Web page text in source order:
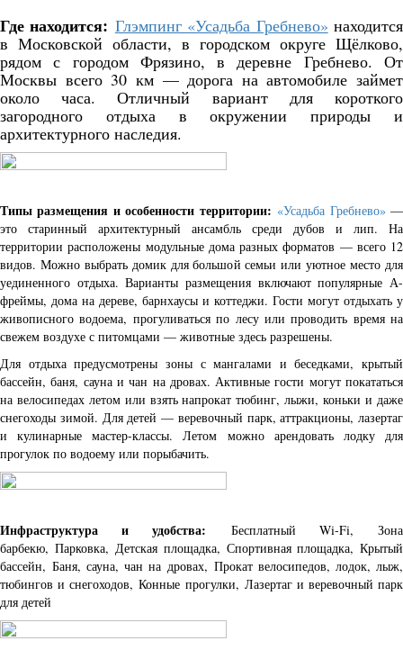
Где находится: Глэмпинг «Усадьба Гребнево» находится
в Московской области, в городском округе Щёлково,
рядом с городом Фрязино, в деревне Гребнево. От
Москвы всего 30 км — дорога на автомобиле займет
около часа. Отличный вариант для короткого
загородного отдыха в окружении природы и
архитектурного наследия.
Типы размещения и особенности территории: «Усадьба Гребнево» —
это старинный архитектурный ансамбль среди дубов и лип. На
территории расположены модульные дома разных форматов — всего 12
видов. Можно выбрать домик для большой семьи или уютное место для
уединенного отдыха. Варианты размещения включают популярные А-
фреймы, дома на дереве, барнхаусы и коттеджи. Гости могут отдыхать у
живописного водоема, прогуливаться по лесу или проводить время на
свежем воздухе с питомцами — животные здесь разрешены.
Для отдыха предусмотрены зоны с мангалами и беседками, крытый
бассейн, баня, сауна и чан на дровах. Активные гости могут покататься
на велосипедах летом или взять напрокат тюбинг, лыжи, коньки и даже
снегоходы зимой. Для детей — веревочный парк, аттракционы, лазертаг
и кулинарные мастер-классы. Летом можно арендовать лодку для
прогулок по водоему или порыбачить.
Инфраструктура и удобства: Бесплатный Wi-Fi, Зона
барбекю, Парковка, Детская площадка, Спортивная площадка, Крытый
бассейн, Баня, сауна, чан на дровах, Прокат велосипедов, лодок, лыж,
тюбингов и снегоходов, Конные прогулки, Лазертаг и веревочный парк
для детей